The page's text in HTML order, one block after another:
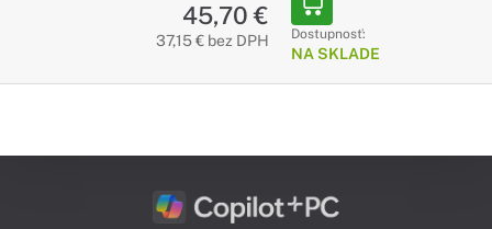
45,70 €
37,15 € bez DPH Dostupnosť:
NA SKLADE